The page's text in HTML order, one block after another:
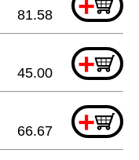
81.58
+
45.00
+
66.67